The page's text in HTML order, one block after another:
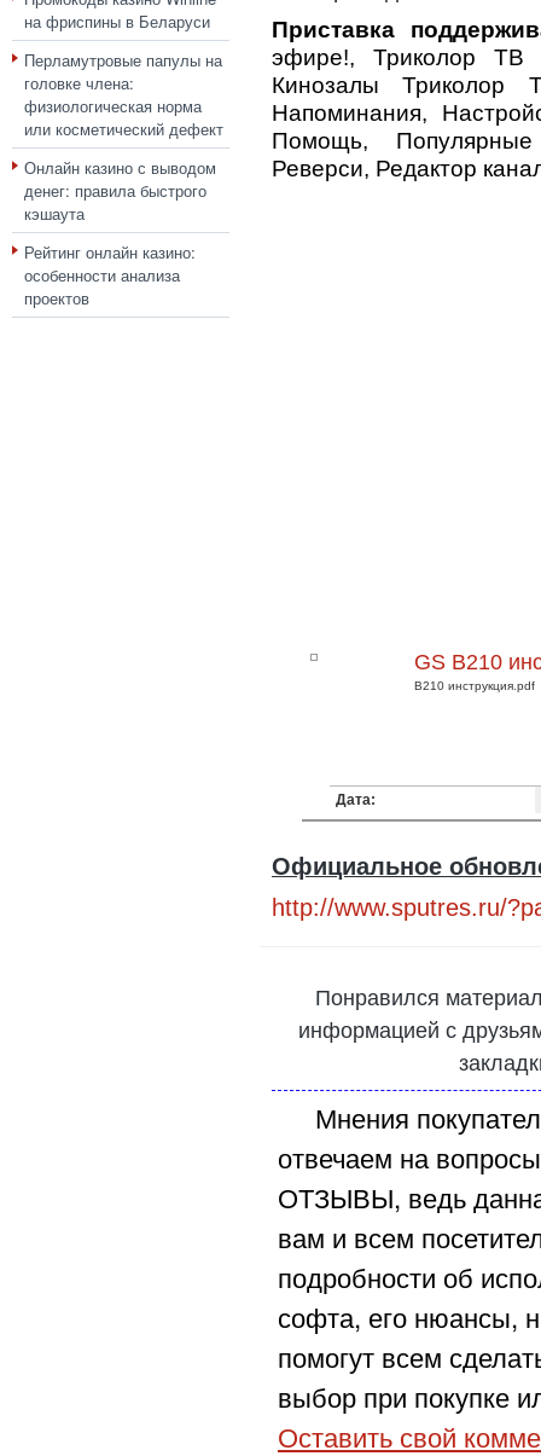
на фриспины в Беларуси
Перламутровые папулы на
головке члена:
физиологическая норма
или косметический дефект
Онлайн казино с выводом
денег: правила быстрого
кэшаута
Рейтинг онлайн казино:
особенности анализа
проектов
Приставка
эфире!, Триколор ТВ
Кинозалы Триколор
Напоминания,
Помощь,
Реверси, Редактор
GS B210
B210 инструкция.pdf
Дата:
Официальное
http://www.sputres.ru/
Понравился
информацией с
Мнения
отвечаем на
ОТЗЫВЫ, ведь
вам и всем
подробности об
софта, его нюансы,
помогут всем
выбор при покупке
Оставить свой